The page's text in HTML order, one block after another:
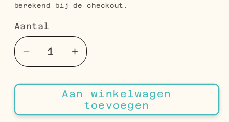
berekend bij de checkout.
Aantal
Aantal
Aantal
verlagen
voor
Schakelarmband
Aantal
verhogen
voor
Stalen
Schakelarmband
Aan winkelwagen
toevoegen